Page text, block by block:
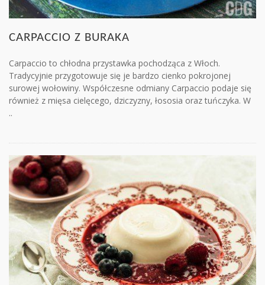
CARPACCIO Z BURAKA
Carpaccio to chłodna przystawka pochodząca z Włoch.
Tradycyjnie przygotowuje się je bardzo cienko pokrojonej
surowej wołowiny. Współczesne odmiany Carpaccio podaje się
również z mięsa cielęcego, dziczyzny, łososia oraz tuńczyka. W
..